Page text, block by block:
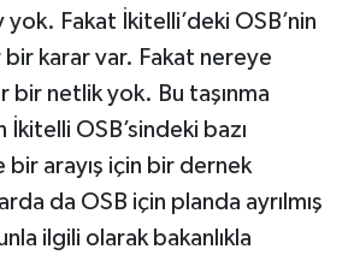
Fakat İkitelli’deki OSB’nin
bir karar var. Fakat nereye
bir netlik yok. Bu taşınma
OSB’sindeki bazı
arayış için bir dernek
da OSB için planda ayrılmış
ilgili olarak bakanlıkla